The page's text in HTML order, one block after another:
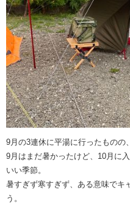
9月の3連休に平湯に行ったものの
9月はまだ暑かったけど、10月に
いい季節。
暑すぎず寒すぎず、ある意味でキ
う。